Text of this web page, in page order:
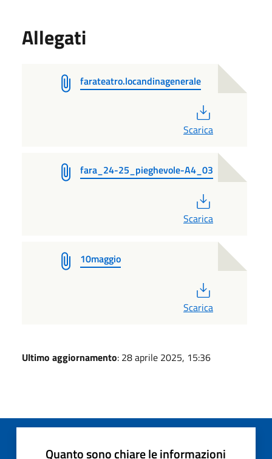
Allegati
farateatro.locandinagenerale
Scarica
fara_24-25_pieghevole-A4_03
Scarica
10maggio
Scarica
Ultimo aggiornamento: 28 aprile 2025, 15:36
Quanto sono chiare le informazioni